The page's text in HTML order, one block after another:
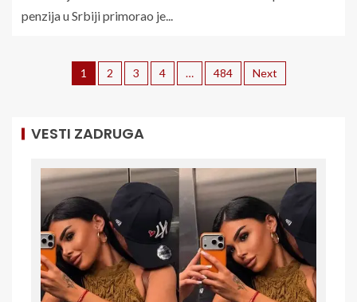
penzija u Srbiji primorao je...
1 2 3 4 … 484 Next
VESTI ZADRUGA